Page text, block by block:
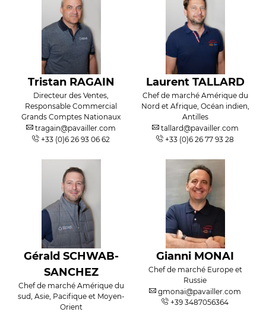
Tristan RAGAIN
Directeur des Ventes,
Responsable Commercial
Grands Comptes Nationaux
tragain@pavailler.com
+33 (0)6 26 93 06 62
Laurent TALLARD
Chef de marché Amérique du
Nord et Afrique, Océan indien,
Antilles
tallard@pavailler.com
+33 (0)6 26 77 93 28
Gérald SCHWAB-
SANCHEZ
Chef de marché Amérique du
sud, Asie, Pacifique et Moyen-
Orient
Gianni MONAI
Chef de marché Europe et
Russie
gmonai@pavailler.com
+39 3487056364